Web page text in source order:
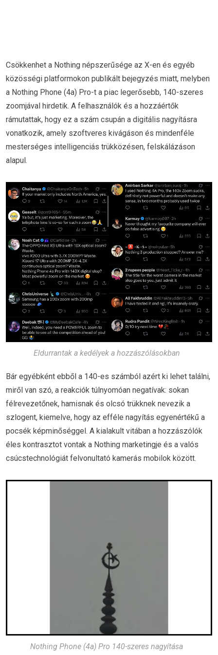
Csökkenhet a Nothing népszerűsége az X-en és egyéb
közösségi platformokon publikált bejegyzés miatt, melyben
a Nothing Phone (4a) Pro-t a piac legerősebb, 140-szeres
zoomjával hirdetik. A felhasználók és a hozzáértők
rámutattak, hogy ez a szám csupán a digitális nagyításra
vonatkozik, amely szoftveres kivágáson és mindenféle
mesterséges intelligenciás trükközésen, felskálázáson
alapul.
Eldurrantak a kedélyek a hozzászólásokban
Bár egyébként ebből a 140-es számból azért ki lehet találni,
miről van szó, a reakciók túlnyomóan negatívak: sokan
félrevezetőnek, hamisnak és olcsó trükknek nevezik a
szlogent, kiemelve, hogy az efféle nagyítás egyenértékű a
pocsék képminőséggel. A kialakult vitában a hozzászólók
éles kontrasztot vontak a Nothing marketingje és a valós
csúcstechnológiát felvonultató kamerás mobilok között.
Nothing Phone (4a) Pro 140-szeres nagyítása